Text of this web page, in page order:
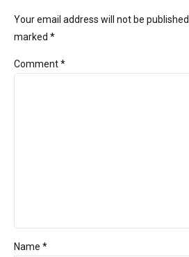
Your email address will not be
marked *
Comment*
Name *